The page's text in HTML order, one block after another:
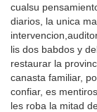
cualsu
diarios, la unica
lis dos babdos y
restaurar la
canasta familiar,
confiar, es
les roba la mitad